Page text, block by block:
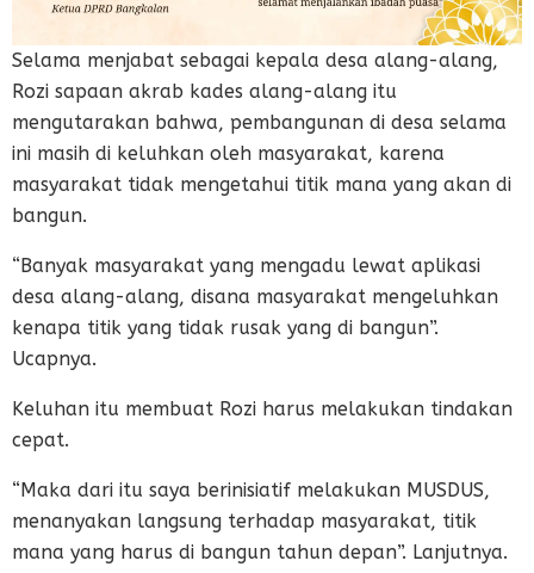
Selama menjabat sebagai kepala desa alang-alang,
Rozi sapaan akrab kades alang-alang itu
mengutarakan bahwa, pembangunan di desa selama
ini masih di keluhkan oleh masyarakat, karena
masyarakat tidak mengetahui titik mana yang akan di
bangun.
“Banyak masyarakat yang mengadu lewat aplikasi
desa alang-alang, disana masyarakat mengeluhkan
kenapa titik yang tidak rusak yang di bangun”.
Ucapnya.
Keluhan itu membuat Rozi harus melakukan tindakan
cepat.
“Maka dari itu saya berinisiatif melakukan MUSDUS,
menanyakan langsung terhadap masyarakat, titik
mana yang harus di bangun tahun depan”. Lanjutnya.